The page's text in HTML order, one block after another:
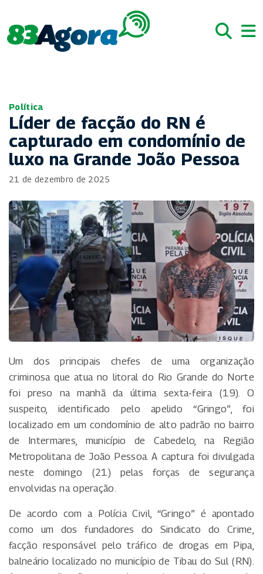
Política
Líder de facção do RN é
capturado em condomínio de
luxo na Grande João Pessoa
21 de dezembro de 2025
Um dos principais chefes de uma organização
criminosa que atua no litoral do Rio Grande do Norte
foi preso na manhã da última sexta-feira (19). O
suspeito, identificado pelo apelido “Gringo”, foi
localizado em um condomínio de alto padrão no bairro
de Intermares, município de Cabedelo, na Região
Metropolitana de João Pessoa. A captura foi divulgada
neste domingo (21) pelas forças de segurança
envolvidas na operação.
De acordo com a Polícia Civil, “Gringo” é apontado
como um dos fundadores do Sindicato do Crime,
facção responsável pelo tráfico de drogas em Pipa,
balneário localizado no município de Tibau do Sul (RN).